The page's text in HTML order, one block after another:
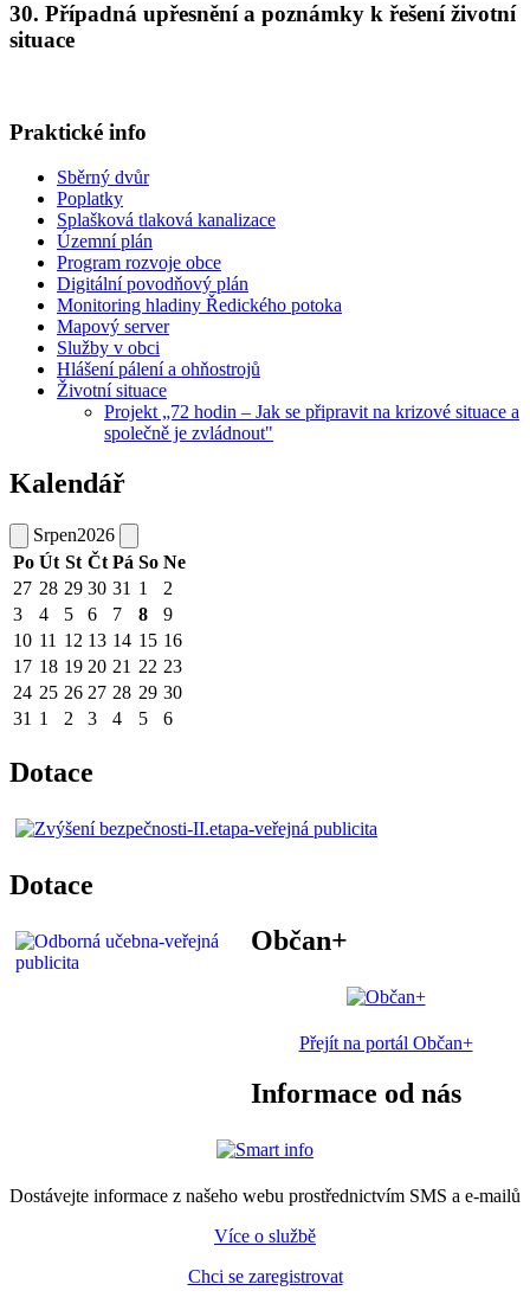
30. Případná upřesnění a poznámky k řešení životní
situace
Praktické info
Sběrný dvůr
Poplatky
Splašková tlaková kanalizace
Územní plán
Program rozvoje obce
Digitální povodňový plán
Monitoring hladiny Ředického potoka
Mapový server
Služby v obci
Hlášení pálení a ohňostrojů
Životní situace
Projekt „72 hodin – Jak se připravit na krizové situace a
společně je zvládnout"
Kalendář
Srpen2026
Po Út St Čt Pá So Ne
27 28 29 30 31 1
2
3
4 5 6 7 8
9
10 11 12 13 14 15 16
17 18 19 20 21 22 23
24 25 26 27 28 29 30
31 1 2 3 4 5 6
Dotace
Dotace
Občan+
Přejít na portál Občan+
Informace od nás
Dostávejte informace z našeho webu prostřednictvím SMS a e-mailů
Více o službě
Chci se zaregistrovat